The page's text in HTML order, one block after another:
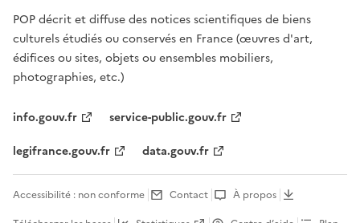
POP décrit et diffuse des notices scientifiques de biens
culturels étudiés ou conservés en France (œuvres d'art,
édifices ou sites, objets ou ensembles mobiliers,
photographies, etc.)
info.gouv.fr
service-public.gouv.fr
legifrance.gouv.fr
data.gouv.fr
Accessibilité : non conforme Contact
À propos